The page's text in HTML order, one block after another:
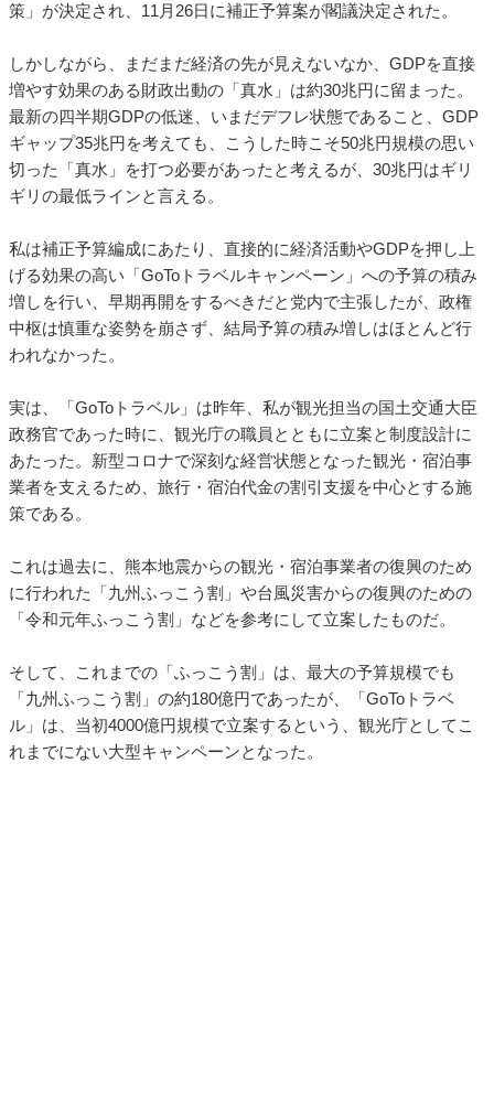
策」が決定され、11月26日に補正予算案が閣議決定された。
しかしながら、まだまだ経済の先が見えないなか、GDPを直接
増やす効果のある財政出動の「真水」は約30兆円に留まった。
最新の四半期GDPの低迷、いまだデフレ状態であること、GDP
ギャップ35兆円を考えても、こうした時こそ50兆円規模の思い
切った「真水」を打つ必要があったと考えるが、30兆円はギリ
ギリの最低ラインと言える。
私は補正予算編成にあたり、直接的に経済活動やGDPを押し上
げる効果の高い「GoToトラベルキャンペーン」への予算の積み
増しを行い、早期再開をするべきだと党内で主張したが、政権
中枢は慎重な姿勢を崩さず、結局予算の積み増しはほとんど行
われなかった。
実は、「GoToトラベル」は昨年、私が観光担当の国土交通大臣
政務官であった時に、観光庁の職員とともに立案と制度設計に
あたった。新型コロナで深刻な経営状態となった観光・宿泊事
業者を支えるため、旅行・宿泊代金の割引支援を中心とする施
策である。
これは過去に、熊本地震からの観光・宿泊事業者の復興のため
に行われた「九州ふっこう割」や台風災害からの復興のための
「令和元年ふっこう割」などを参考にして立案したものだ。
そして、これまでの「ふっこう割」は、最大の予算規模でも
「九州ふっこう割」の約180億円であったが、「GoToトラベ
ル」は、当初4000億円規模で立案するという、観光庁としてこ
れまでにない大型キャンペーンとなった。